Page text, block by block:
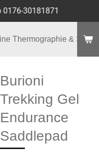
Thermographie & Shop
0176-30181871
Burioni
Trekking Gel
Endurance
Saddlepad